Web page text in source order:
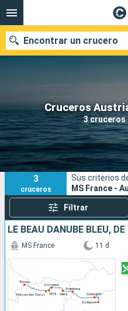
Cruceros
3
Encontrar un crucero
Nuestros destinos
Fecha de salida
Puertos
3
cruceros
Sus criterios
MS France -
Filtrar
MS France 11 d